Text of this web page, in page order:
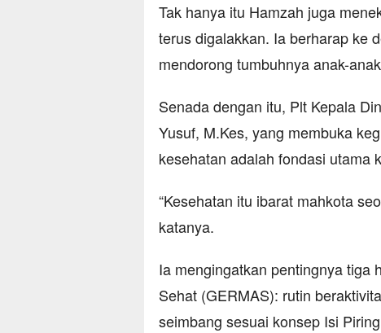
Tak hanya itu Hamzah juga
terus digalakkan. Ia berharap ke
mendorong tumbuhnya anak-
Senada dengan itu, Plt Kepala
Yusuf, M.Kes, yang membuka
kesehatan adalah fondasi utama
“Kesehatan itu ibarat mahkota
katanya.
Ia mengingatkan pentingnya tiga
Sehat (GERMAS): rutin
seimbang sesuai konsep Isi